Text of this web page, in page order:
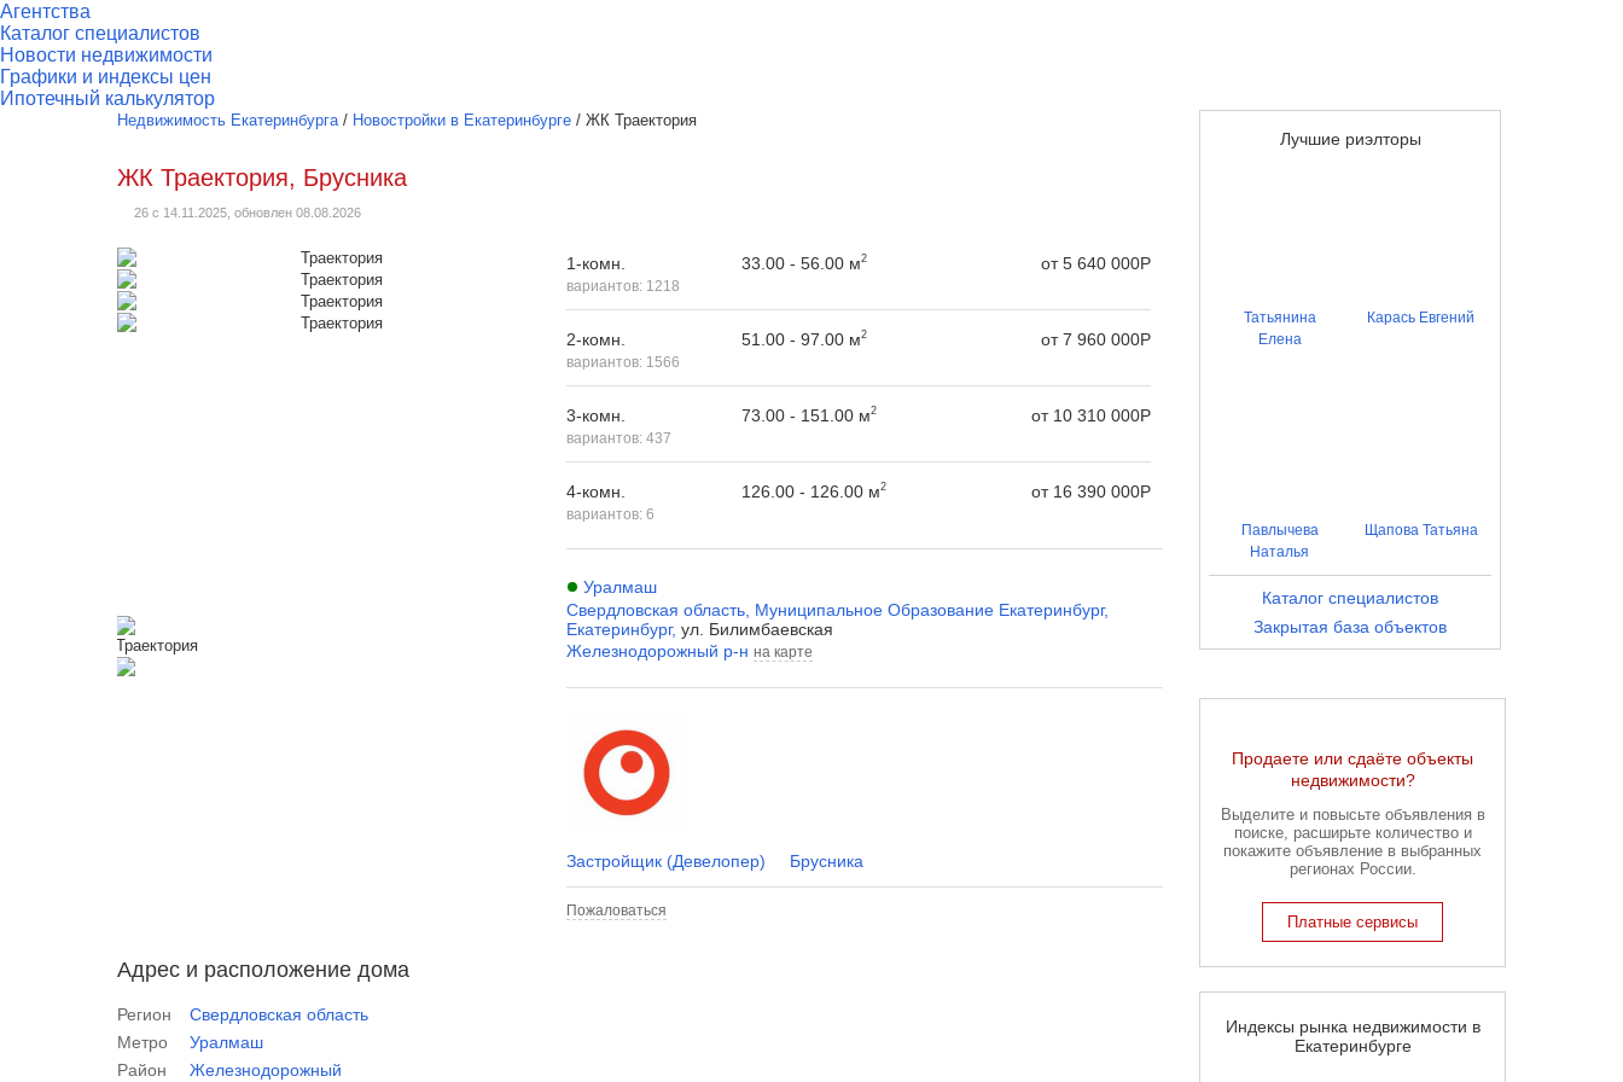
Агентства
Каталог специалистов
Новости недвижимости
Графики и индексы цен
Ипотечный калькулятор
Недвижимость Екатеринбурга/ Новостройки в Екатеринбурге / ЖК Траектория
ЖК Траектория, Брусника
26 с 14.11.2025, обновлен 08.08.2026
1-комн.
вариантов: 1218
33.00 - 56.00 м2 от5 640 000Р
2-комн.
вариантов: 1566
51.00 - 97.00 м2 от7 960 000Р
3-комн.
вариантов: 437
73.00 - 151.00 м2 от 10 310 000Р
4-комн.
вариантов: 6
126.00 - 126.00 м2 от 16 390 000Р
Уралмаш
Свердловская область Муниципальное Образование Екатеринбург,
Екатеринбург, ул. Билимбаевская
Железнодорожный р-н на карте
Застройщик (Девелопер) Брусника
Пожаловаться
Адрес и расположение дома
Регион
Свердловская область
Метро
Уралмаш
Район
Железнодорожный
Лучшие риэлторы
Татьянина
Елена
Карась Евгений
Павлычева
Наталья
Щапова Татьяна
Каталог специалистов
Закрытая база объектов
Продаете или сдаёте объекты
недвижимости?
Выделите и повысьте объявления в
поиске, расширьте количество и
покажите объявление в выбранных
регионах России.
Платные сервисы
Индексы рынка недвижимости в
Екатеринбурге